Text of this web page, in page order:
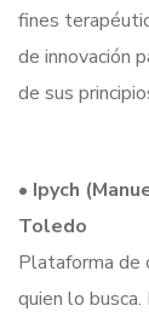
fines
de innovación
de sus
• Ipych
Toledo
Plataforma de
quien lo